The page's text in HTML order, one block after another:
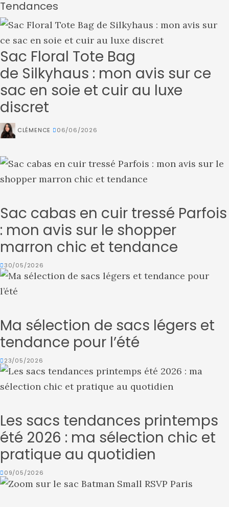
Tendances
Sac Floral Tote Bag
de Silkyhaus : mon avis sur ce
sac en soie et cuir au luxe
discret
CLÉMENCE 06/06/2026
Sac cabas en cuir tressé Parfois
: mon avis sur le shopper
marron chic et tendance
30/05/2026
Ma sélection de sacs légers et
tendance pour l’été
23/05/2026
Les sacs tendances printemps
été 2026 : ma sélection chic et
pratique au quotidien
09/05/2026